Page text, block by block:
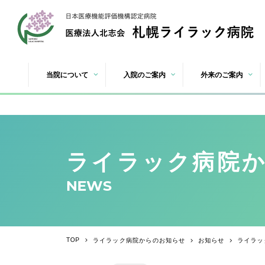
当院について 入院のご案内 外来のご案内
ライラック病院
NEWS
TOP ライラック病院からのお知らせ お知らせ ライラ